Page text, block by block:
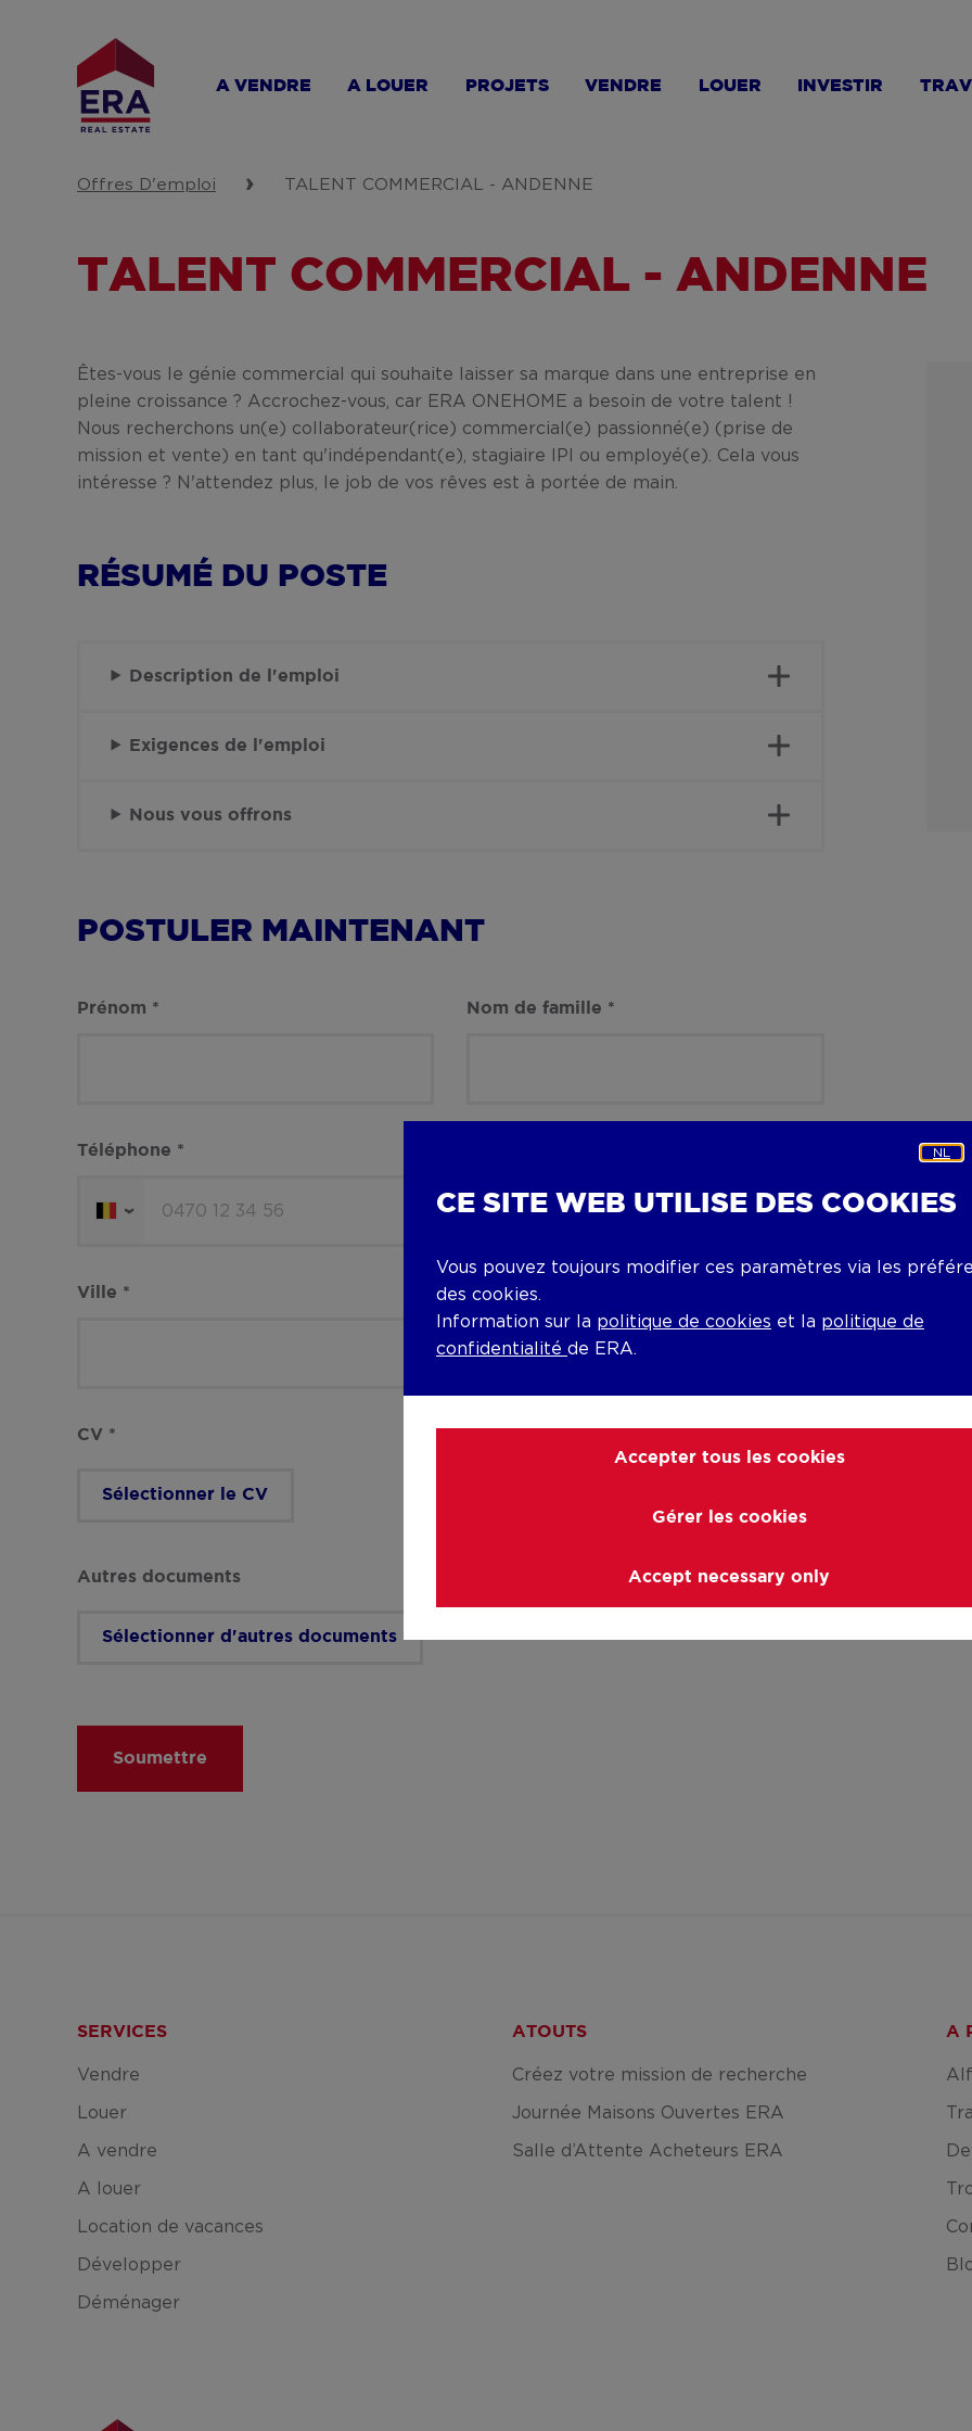
A VENDRE A LOUER PROJETS VENDRE LOUER INVESTIR
Offres D'emploi TALENT COMMERCIAL - ANDENNE
TALENT COMMERCIAL - ANDENNE
Êtes-vous le génie commercial qui souhaite laisser sa marque dans une entreprise en
pleine croissance ? Accrochez-vous, car ERA ONEHOME a besoin de votre talent !
Nous recherchons un(e) collaborateur(rice) commercial(e) passionné(e) (prise de
mission et vente) en tant qu'indépendant(e), stagiaire IPI ou employé(e). Cela vous
intéresse ? N'attendez plus, le job de vos rêves est à portée de main.
RÉSUMÉ DU POSTE
Description de l'emploi
Exigences de l'emploi
Nous vous offrons
POSTULER MAINTENANT
Prénom * Nom de famille *
Téléphone *
Ville * Code postal
CV *
Sélectionner le CV
Autres documents
Sélectionner d'autres documents
Soumettre
SERVICES
Vendre
Louer
A vendre
A louer
Location de vacances
Développer
Déménager
ATOUTS
Créez votre mission de recherche
Journée Maisons Ouvertes ERA
Salle d’Attente Acheteurs ERA
A
NL
CE SITE WEB UTILISE DES COOKIES
Vous pouvez toujours modifier ces paramètres via les
des cookies.
Information sur la politique de cookies et la politique de
confidentialité de ERA.
Accepter tous les cookies
Gérer les cookies
Accept necessary only